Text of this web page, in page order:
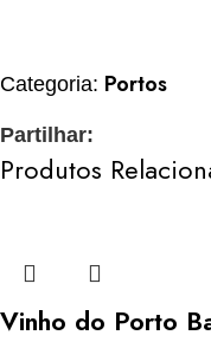
Categoria: Portos
Partilhar:
Produtos
Vinho do Porto